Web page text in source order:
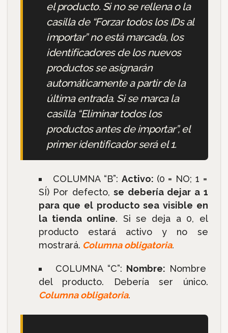
el producto. Si no se rellena o la
casilla de “Forzar todos los IDs al
importar” no está marcada, los
identificadores de los nuevos
productos se asignarán
automáticamente a partir de la
última entrada. Si se marca la
casilla “Eliminar todos los
productos antes de importar”, el
primer identificador será el 1.
COLUMNA “B”: Activo: (0 = NO; 1 =
SÍ) Por defecto,se debería dejar a 1
para que el producto sea visible en
la tienda online. Si se deja a 0, el
producto estará activo y no se
mostrará. Columna obligatoria.
COLUMNA “C”: Nombre: Nombre
del producto. Debería ser único.
Columna obligatoria.